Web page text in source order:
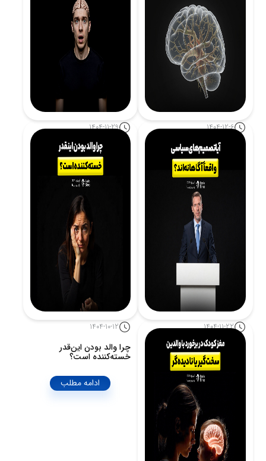
1404-12-6
چرا باورها تغییر نمی‌کنند؟
نگاه علوم اعصاب
ادامه مطلب
1404-11-29
ترس چگونه مغز را شرطی
ادامه مطلب
1404-11-22
آیا تصمیم‌های سیاسی واقعاً
آگاهانه‌اند؟
ادامه مطلب
1404-10-12
چرا والد بودن این‌قدر
خسته‌کننده است؟
ادامه مطلب